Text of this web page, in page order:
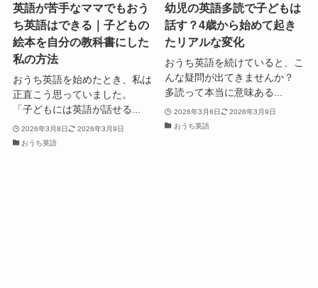
英語が苦手なママでもおう
ち英語はできる｜子どもの
絵本を自分の教科書にした
私の方法
おうち英語を始めたとき、私は
正直こう思っていました。
「子どもには英語が話せる...
2026年3月8日
2026年3月9日
おうち英語
幼児の英語多読で子どもは
話す？4歳から始めて起き
たリアルな変化
おうち英語を続けていると、こ
んな疑問が出てきませんか？
多読って本当に意味ある...
2026年3月6日
2026年3月9日
おうち英語